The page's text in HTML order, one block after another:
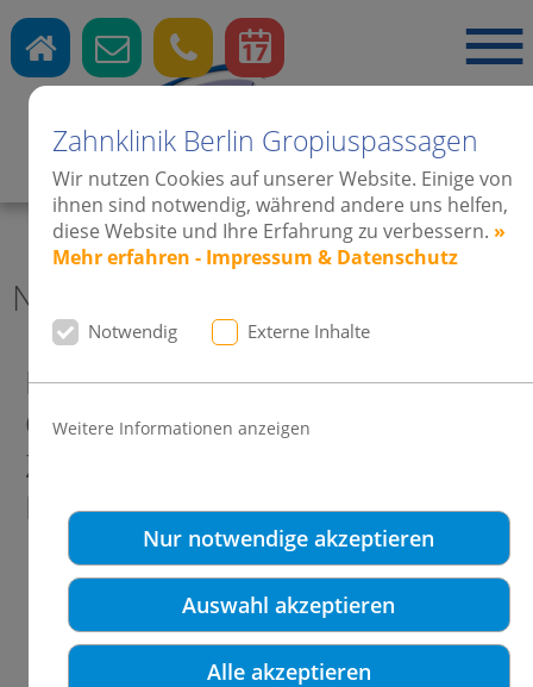
Zahnklinik Berlin Gropiuspassagen
Wir nutzen Cookies auf unserer Website. Einige von
ihnen sind notwendig, während andere uns helfen,
diese Website und Ihre Erfahrung zu verbessern. »
Mehr erfahren - Impressum & Datenschutz
Notwendig Externe Inhalte
Weitere Informationen anzeigen
Nur notwendige akzeptieren
Auswahl akzeptieren
Alle akzeptieren
Zahnärzte Kieferorthopädie · Implantate
News 2018 Zahnklinik Berlin
Frohe Ostern, Ferienzeiten &
OSTERÜBERRASCHUNG -
Zahnklinik & Kieferorthopädie
Berlin